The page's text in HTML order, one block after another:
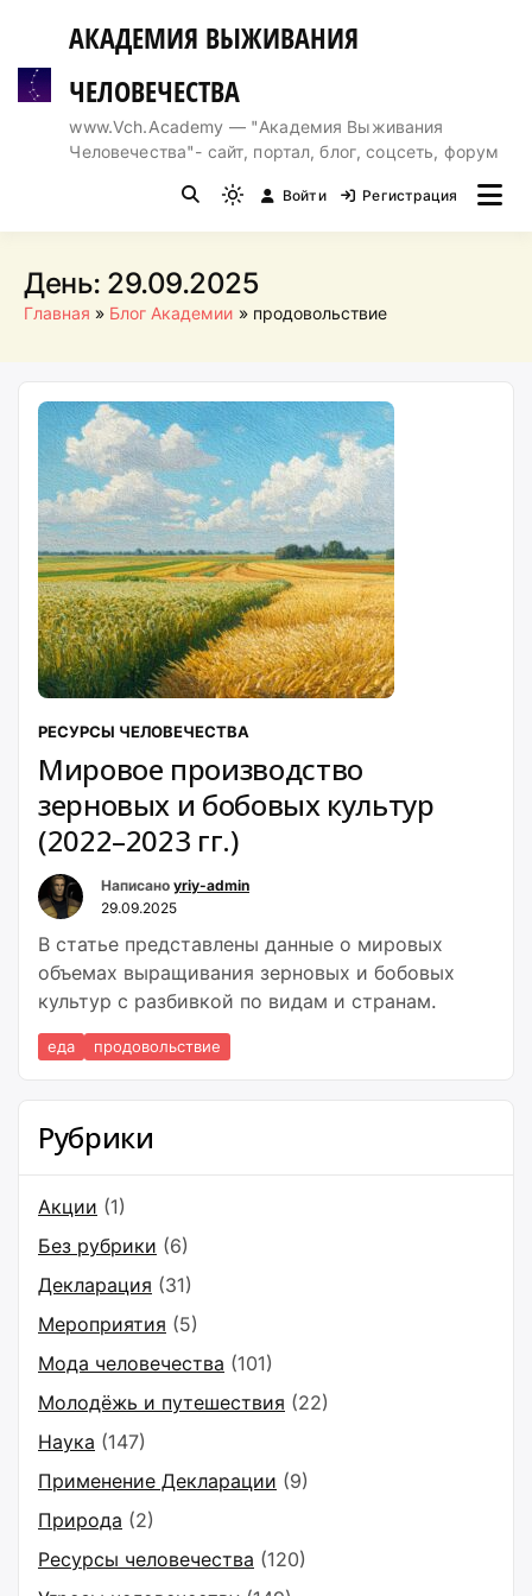
содержимому
АКАДЕМИЯ ВЫЖИВАНИЯ
ЧЕЛОВЕЧЕСТВА
www.Vch.Academy — "Академия Выживания
Человечества"- сайт, портал, блог, соцсеть, форум
Light
mode
(click
to
switch
Войти Регистрация
День: 29.09.2025
Главная Блог Академии продовольствие
Рубрики
Акции (1)
Без рубрики (6)
Декларация (31)
Мероприятия (5)
Мода человечества (101)
Молодёжь и путешествия (22)
Наука (147)
Применение Декларации (9)
Природа (2)
Ресурсы человечества (120)
РЕСУРСЫ ЧЕЛОВЕЧЕСТВА
Мировое производство
зерновых и бобовых культур
(2022–2023 гг.)
Написано yriy-admin
29.09.2025
В статье представлены данные о мировых
объемах выращивания зерновых и бобовых
культур с разбивкой по видам и странам.
еда продовольствие